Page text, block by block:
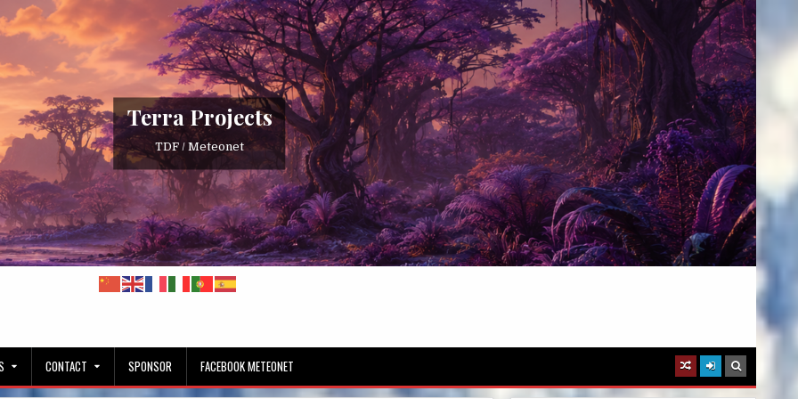
Terra Projects
TDF / Meteonet
CONTACT SPONSOR FACEBOOK METEONET